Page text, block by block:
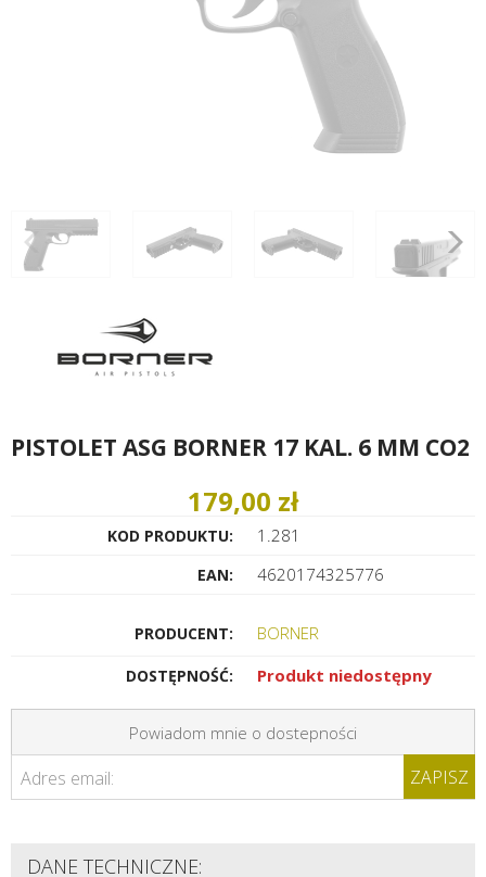
PISTOLET ASG BORNER 17 KAL. 6 MM CO2
179,00 zł
KOD PRODUKTU: 1.281
EAN: 4620174325776
PRODUCENT: BORNER
DOSTĘPNOŚĆ: Produkt niedostępny
Powiadom mnie o dostepności
Adres email: ZAPISZ
DANE TECHNICZNE: